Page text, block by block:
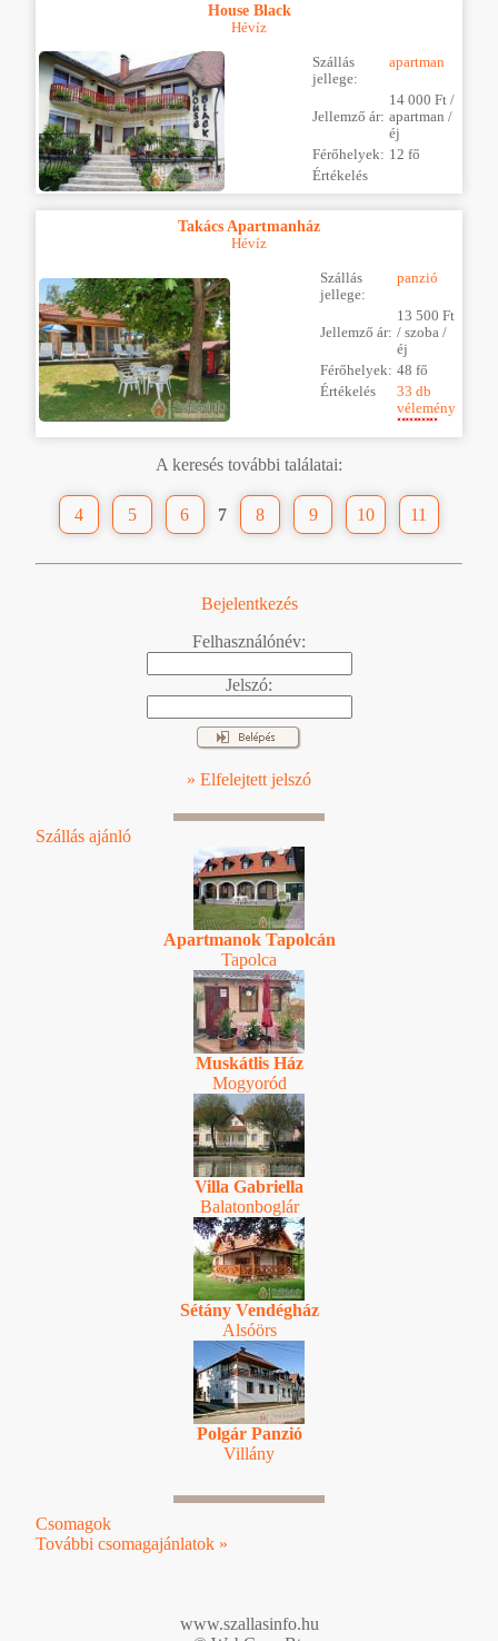
House Black
Hévíz
Szállás
jellege:
apartman
Jellemző ár:
14 000 Ft /
apartman /
éj
Férőhelyek: 12 fő
Értékelés
Takács Apartmanház
Hévíz
Szállás
jellege:
panzió
Jellemző ár:
13 500 Ft
/ szoba /
éj
Férőhelyek: 48 fő
Értékelés
33 db
vélemény
A keresés további találatai:
4 5 6 7 8 9 10 11
Bejelentkezés
Felhasználónév:
Jelszó:
» Elfelejtett jelszó
Szállás ajánló
Apartmanok Tapolcán
Tapolca
Muskátlis Ház
Mogyoród
Villa Gabriella
Balatonboglár
Sétány Vendégház
Alsóörs
Polgár Panzió
Villány
Csomagok
További csomagajánlatok »
www.szallasinfo.hu